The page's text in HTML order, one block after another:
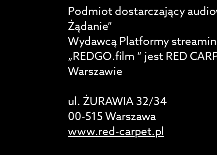
Podmiot dostarczający
Żądanie”
Wydawcą Platformy
„REDGO.film ” jest RED
Warszawie
ul. ŻURAWIA 32/34
00-515 Warszawa
www.red-carpet.pl